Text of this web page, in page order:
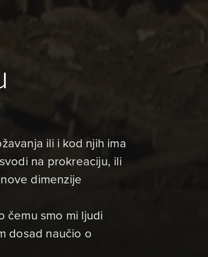
ili i kod njih ima
na prokreaciju, ili
dimenzije
čemu smo mi ljudi
dosad naučio o